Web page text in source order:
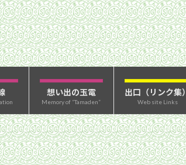
想い出の玉電
Memory of “Tamaden”
出口（リンク集）
Web site Links